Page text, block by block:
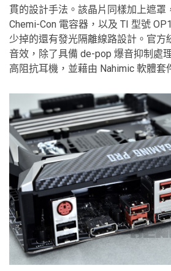
貫的設計手法。該晶片同樣加上遮罩
Chemi-Con 電容器，以及 TI 型號
少掉的還有發光隔離線路設計。官方
音效，除了具備 de-pop 爆音抑制處
高阻抗耳機，並藉由 Nahimic 軟體套